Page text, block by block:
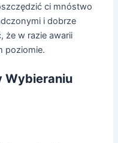
ci mnóstwo
i dobrze
że w razie awarii
poziomie.
Wybieraniu